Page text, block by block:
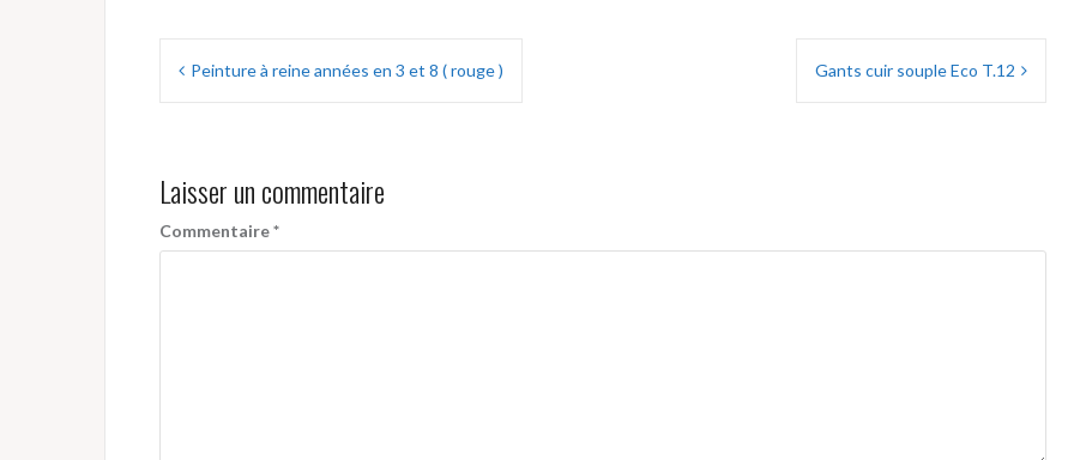
Navigation
Peinture à reine années en 3 et 8 ( rouge ) Gants cuir souple Eco T.12
Laisser un commentaire
Commentaire*